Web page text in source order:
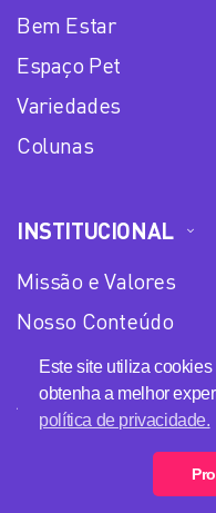
Este site utiliza
obtenha a melhor
política de privacidade.
Bem Estar
Espaço Pet
Variedades
Colunas
INSTITUCIONAL
Missão e Valores
Nosso Conteúdo
Equipe
Anuncie no Plena
Loja Plena Mulher